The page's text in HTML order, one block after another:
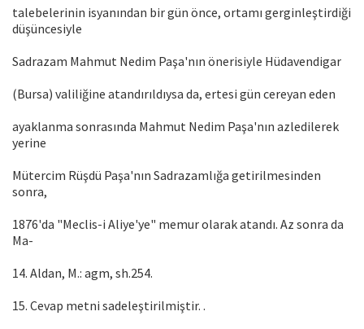
talebelerinin isyanından bir gün önce, ortamı gerginleştirdiği
düşüncesiyle
Sadrazam Mahmut Nedim Paşa'nın önerisiyle Hüdavendigar
(Bursa) valiliğine atandırıldıysa da, ertesi gün cereyan eden
ayaklanma sonrasında Mahmut Nedim Paşa'nın azledilerek
yerine
Mütercim Rüşdü Paşa'nın Sadrazamlığa getirilmesinden
sonra,
1876'da "Meclis-i Aliye'ye" memur olarak atandı. Az sonra da
Ma-
14. Aldan, M.: agm, sh.254.
15. Cevap metni sadeleştirilmiştir. .